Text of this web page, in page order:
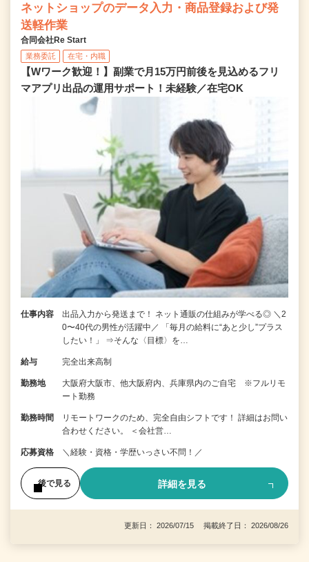
ネットショップのデータ入力・商品登録および発
送軽作業
合同会社Re Start
業務委託 在宅・内職
【Wワーク歓迎！】副業で月15万円前後を見込めるフリ
マアプリ出品の運用サポート！未経験／在宅OK
仕事内容
出品入力から発送まで！ ネット通販の仕組みが学べる◎ ＼2
0〜40代の男性が活躍中／ 「毎月の給料に“あと少し”プラス
したい！」 ⇒そんな〈目標〉を…
給与 完全出来高制
勤務地
大阪府大阪市、他大阪府内、兵庫県内のご自宅 ※フルリモ
ート勤務
勤務時間
リモートワークのため、完全自由シフトです！ 詳細はお問い
合わせください。 ＜会社営…
応募資格 ＼経験・資格・学歴いっさい不問！／
後で見る 詳細を見る
更新日： 2026/07/15 掲載終了日： 2026/08/26